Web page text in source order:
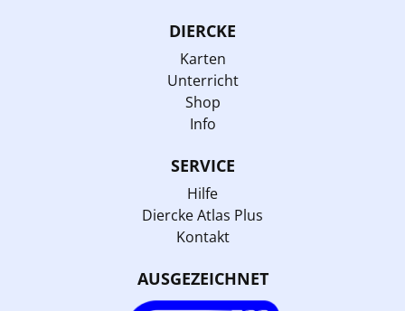
DIERCKE
Karten
Unterricht
Shop
Info
SERVICE
Hilfe
Diercke Atlas Plus
Kontakt
AUSGEZEICHNET